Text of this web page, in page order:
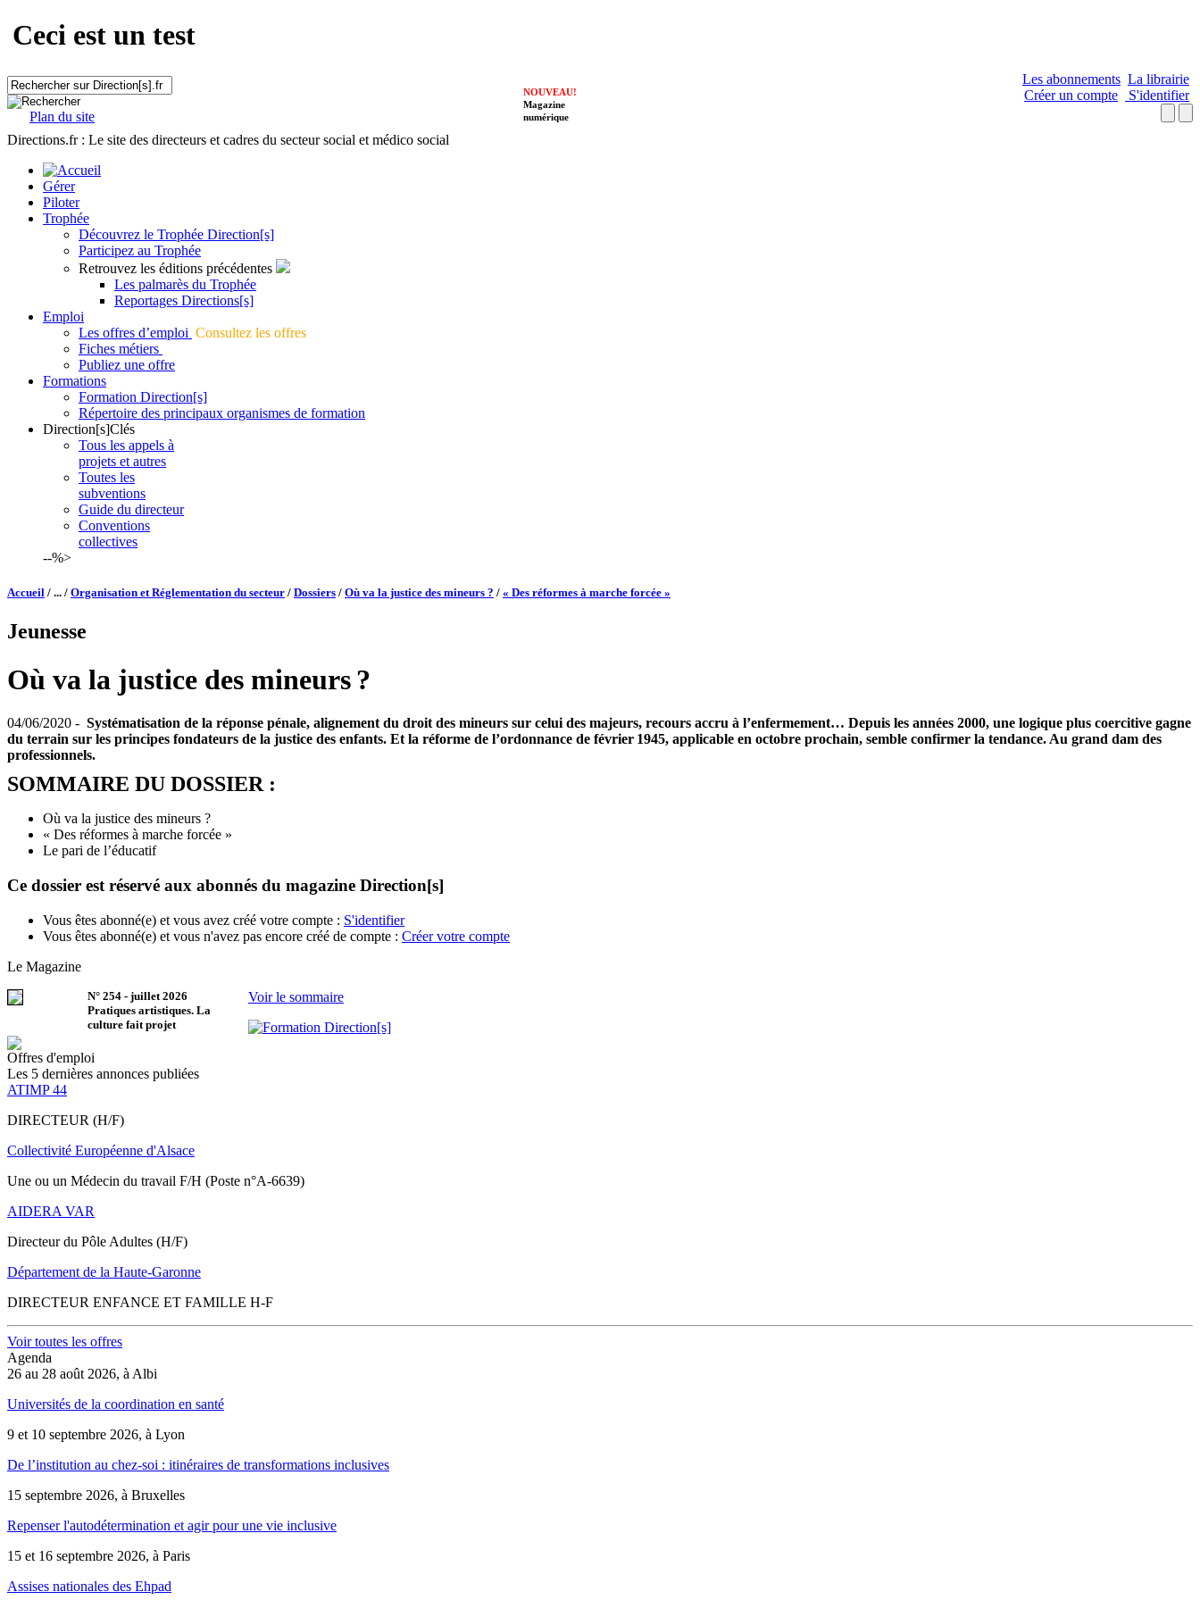
Ceci est un test
Plan du site
Les abonnements La librairie
Créer un compte
S'identifier
NOUVEAU!
Magazine
numérique
Directions.fr : Le site des directeurs et cadres du secteur social et médico social
Gérer
Piloter
Trophée
Découvrez le Trophée Direction[s]
Participez au Trophée
Retrouvez les éditions précédentes
Les palmarès du Trophée
Reportages Directions[s]
Emploi
Les offres d’emploi Consultez les offres
Fiches métiers
Publiez une offre
Formations
Formation Direction[s]
Répertoire des principaux organismes de formation
Direction[s]Clés
Tous les appels à
projets et autres
Toutes les
subventions
Guide du directeur
Conventions
collectives
--%>
Accueil / ... / Organisation et Réglementation du secteur / Dossiers / Où va la justice des mineurs ? / « Des réformes à marche forcée »
Jeunesse
Où va la justice des mineurs ?
04/06/2020 - Systématisation de la réponse pénale, alignement du droit des mineurs sur celui des majeurs, recours accru à l’enfermement… Depuis les années 2000, une logique plus coercitive gagne
du terrain sur les principes fondateurs de la justice des enfants. Et la réforme de l’ordonnance de février 1945, applicable en octobre prochain, semble confirmer la tendance. Au grand dam des
professionnels.
SOMMAIRE DU DOSSIER :
Où va la justice des mineurs ?
« Des réformes à marche forcée »
Le pari de l’éducatif
Ce dossier est réservé aux abonnés du magazine Direction[s]
Vous êtes abonné(e) et vous avez créé votre compte : S'identifier
Vous êtes abonné(e) et vous n'avez pas encore créé de compte : Créer votre compte
Le Magazine
N° 254 - juillet 2026
Pratiques artistiques. La
culture fait projet
Voir le sommaire
Offres d'emploi
Les 5 dernières annonces publiées
ATIMP 44
DIRECTEUR (H/F)
Collectivité Européenne d'Alsace
Une ou un Médecin du travail F/H (Poste n°A-6639)
AIDERA VAR
Directeur du Pôle Adultes (H/F)
Département de la Haute-Garonne
DIRECTEUR ENFANCE ET FAMILLE H-F
Voir toutes les offres
Agenda
26 au 28 août 2026, à Albi
Universités de la coordination en santé
9 et 10 septembre 2026, à Lyon
De l’institution au chez-soi : itinéraires de transformations inclusives
15 septembre 2026, à Bruxelles
Repenser l'autodétermination et agir pour une vie inclusive
15 et 16 septembre 2026, à Paris
Assises nationales des Ehpad